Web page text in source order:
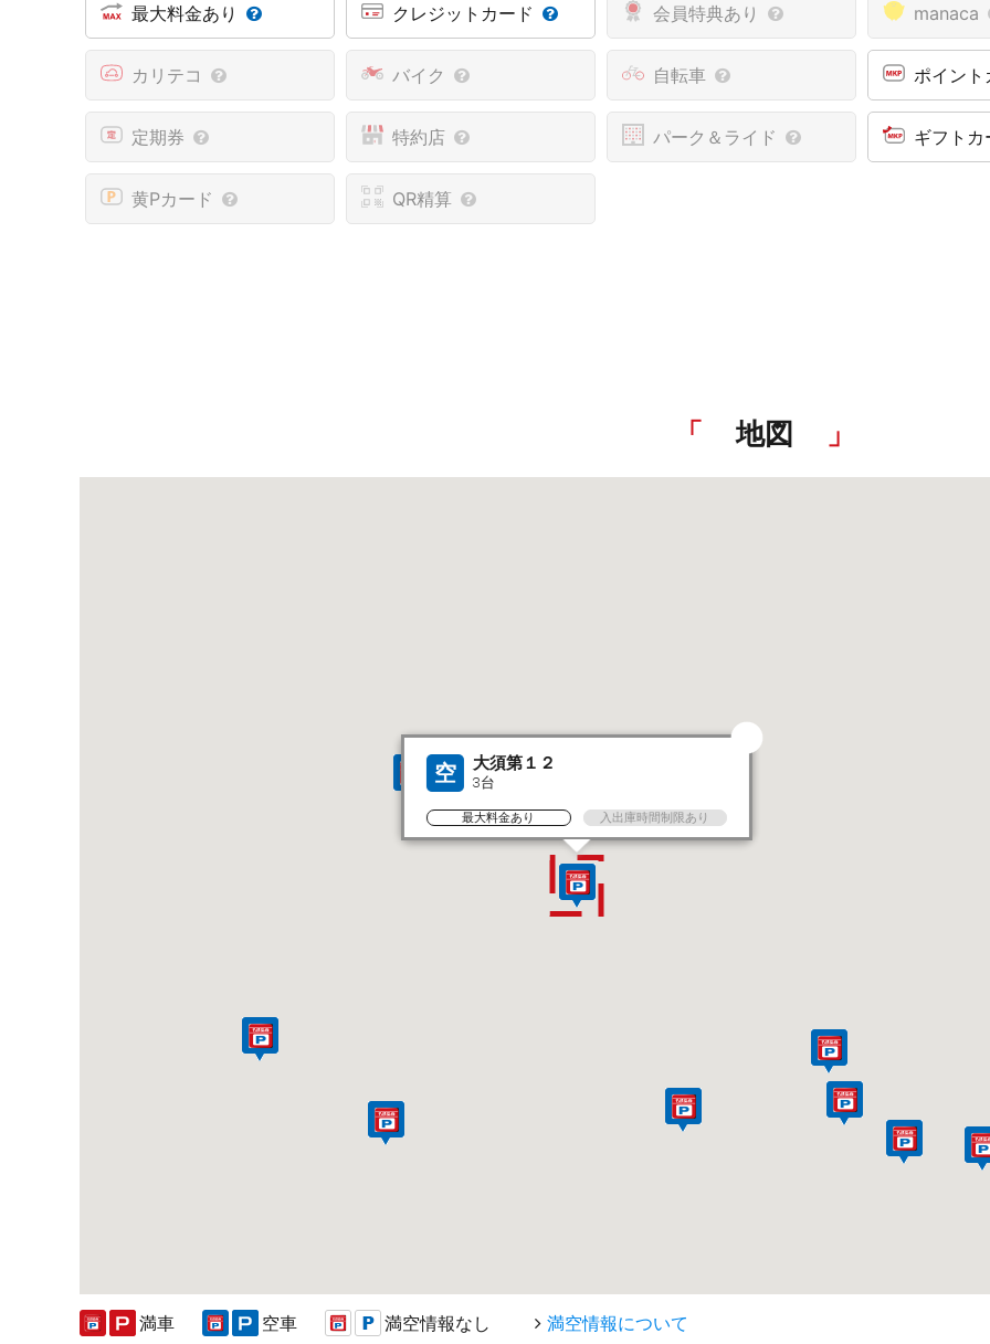
最大料金あり クレジットカード 会員特典あり manaca
カリテコ バイク 自転車 ポイン
定期券 特約店 パーク＆ライド ギフト
黄Pカード QR精算
地図
空 大須第１２
3台
最大料金あり 入出庫時間制限あり
満車 空車 満空情報なし 満空情報について